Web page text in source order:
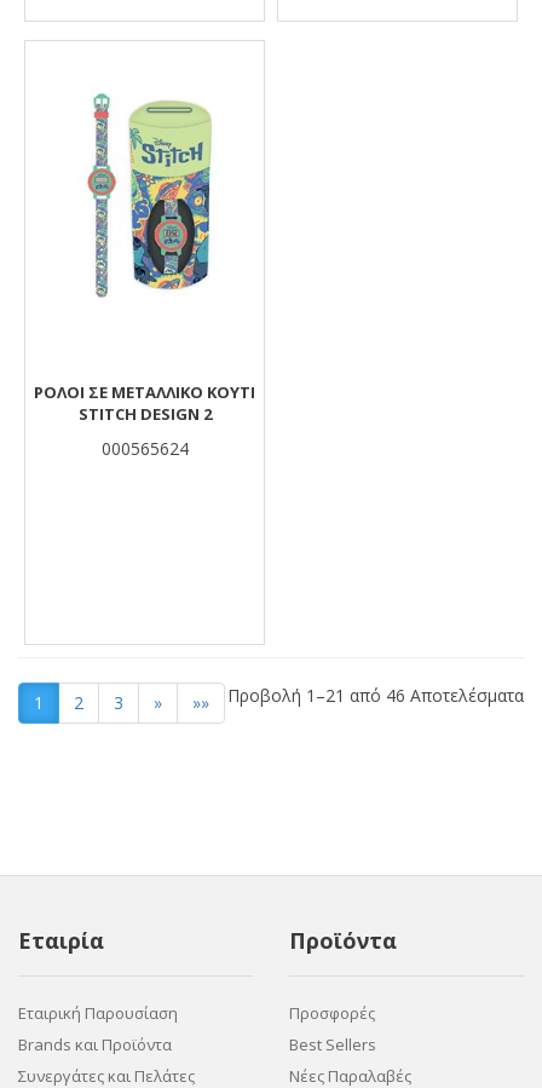
ΡΟΛΟΙ ΣΕ ΜΕΤΑΛΛΙΚΟ ΚΟΥΤΙ
STITCH DESIGN 2
000565624
1 2 3 » »» Προβολή 1–21 από 46 Αποτελέσματα
Εταιρία
Εταιρική Παρουσίαση
Brands και Προϊόντα
Συνεργάτες και Πελάτες
Προϊόντα
Προσφορές
Best Sellers
Νέες Παραλαβές